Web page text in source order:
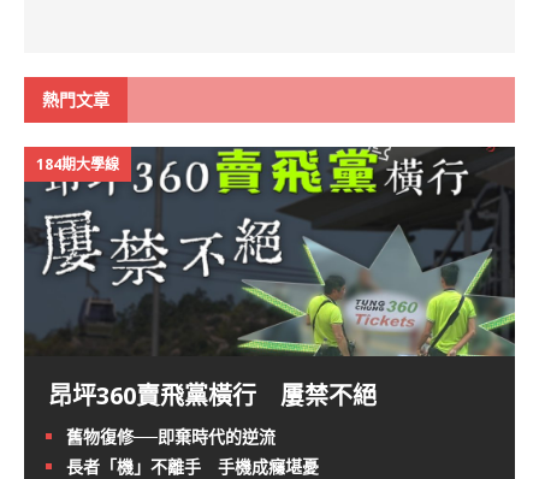
熱門文章
184期大學線
昂坪360賣飛黨橫行 屢禁不絕
舊物復修──即棄時代的逆流
長者「機」不離手 手機成癮堪憂